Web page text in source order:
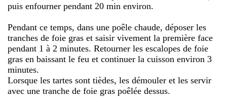
puis enfourner pendant 20 min environ.
Pendant ce temps, dans une poêle chaude, déposer les
tranches de foie gras et saisir vivement la première face
pendant 1 à 2 minutes. Retourner les escalopes de foie
gras en baissant le feu et continuer la cuisson environ 3
minutes.
Lorsque les tartes sont tièdes, les démouler et les servir
avec une tranche de foie gras poêlée dessus.